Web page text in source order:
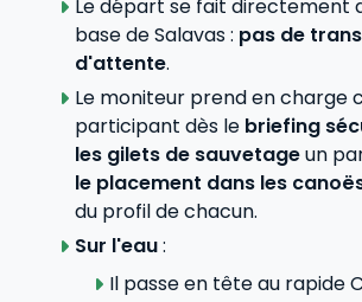
Le départ se fait directement
base de Salavas : pas de
d'attente.
Le moniteur prend en charge
participant dès le briefing
les gilets de sauvetageun
le placement dans les
du profil de chacun.
Sur l'eau:
Il passe en tête au rapide